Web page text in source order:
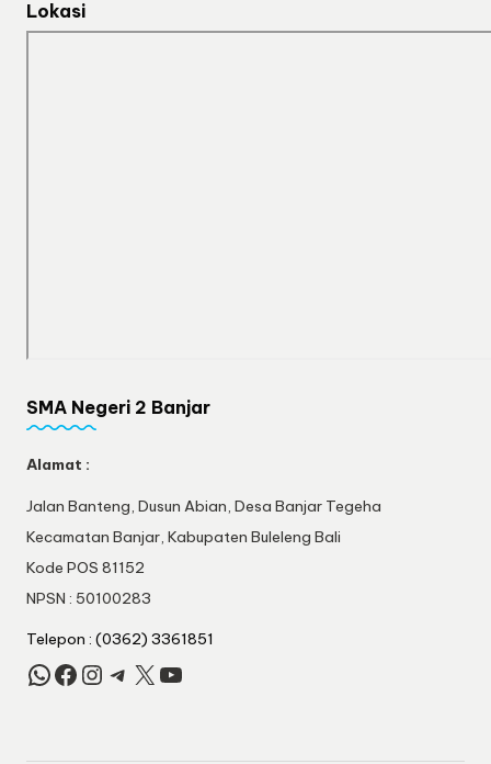
Lokasi
SMA Negeri 2 Banjar
Alamat :
Jalan Banteng, Dusun Abian, Desa Banjar Tegeha
Kecamatan Banjar, Kabupaten Buleleng Bali
Kode POS 81152
NPSN : 50100283
Telepon : (0362) 3361851
WhatsApp
Facebook
Instagram
Telegram
X YouTube